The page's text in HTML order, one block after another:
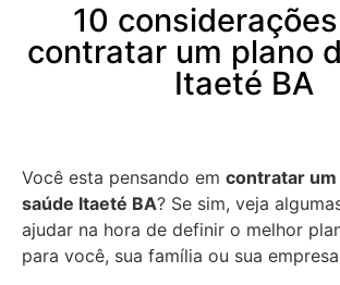
10
contratar um plano
Itaeté BA
Você esta pensando em contratar um
saúde Itaeté BA? Se sim, veja
ajudar na hora de definir o melhor
para você, sua família ou sua